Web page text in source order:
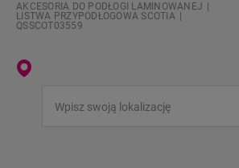
AKCESORIA DO PODŁOGI LAMINOWANEJ
LISTWA PRZYPODŁOGOWA SCOTIA
QSSCOT03559